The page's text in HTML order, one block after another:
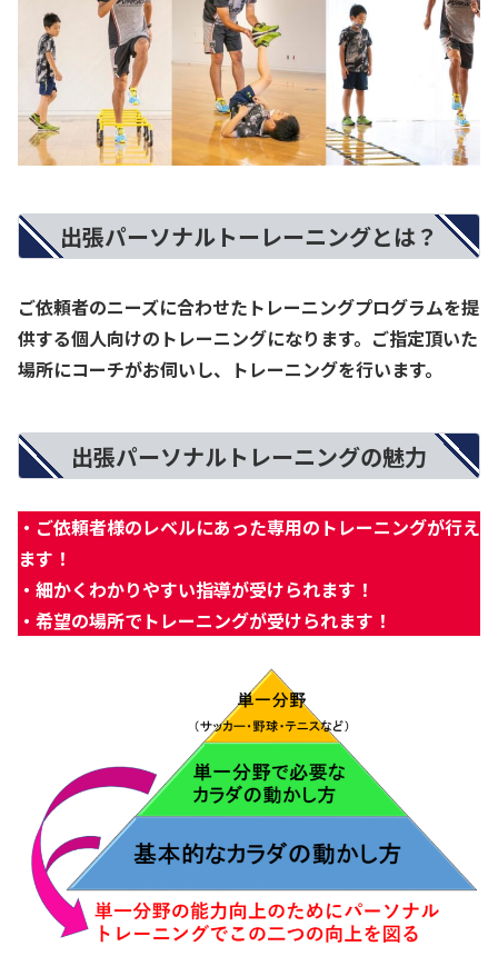
出張パーソナルトーレーニングとは？
ご依頼者のニーズに合わせたトレーニングプログラムを提
供する個人向けのトレーニングになります。ご指定頂いた
場所にコーチがお伺いし、トレーニングを行います。
出張パーソナルトレーニングの魅力
・ご依頼者様のレベルにあった専用のトレーニングが行え
ます！
・細かくわかりやすい指導が受けられます！
・希望の場所でトレーニングが受けられます！